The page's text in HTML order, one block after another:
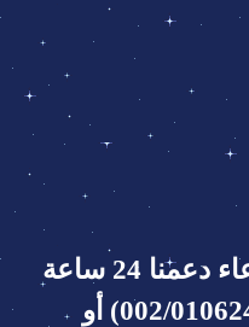
تحتاج مساعدة ؟ استدعاء دعمنا 24 ساعة